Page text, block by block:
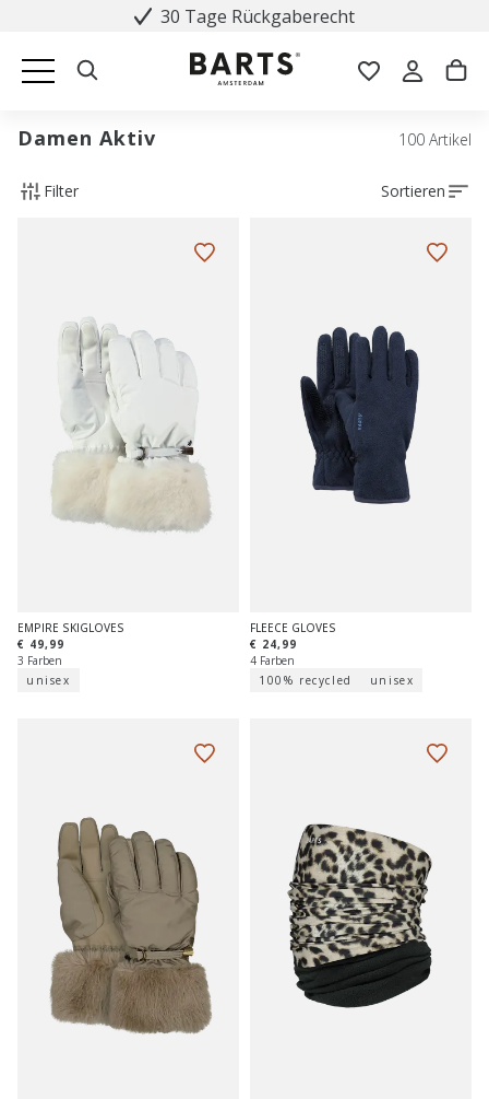
30 Tage Rückgaberecht
Damen Aktiv 100 Artikel
Filter Sortieren
EMPIRE SKIGLOVES
€ 49,99
3 Farben
unisex
FLEECE GLOVES
€ 24,99
4 Farben
100% recycled
unisex